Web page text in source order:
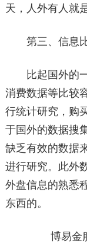
天，人外有人就
第三、信息比
比起国外的一
消费数据等比较
行统计研究，购
于国外的数据搜
缺乏有效的数据
进行研究。此外
外盘信息的熟悉
东西的。
博易金服微